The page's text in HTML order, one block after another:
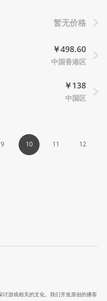
暂无价格
￥498.60
中国香港区
￥138
中国区
9 10 11 12
游戏相关的文化。我们开发原创的播客